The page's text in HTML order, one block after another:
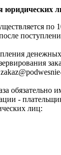
юридических
по
обязательно
-
лиц: